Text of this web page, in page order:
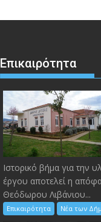
Επικαιρότητα
Ιστορικό βήμα για την
έργου αποτελεί η
Θεόδωρου Λιβάνιου...
Επικαιρότητα Νέα των